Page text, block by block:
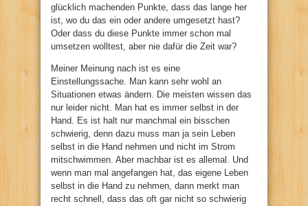
glücklich machenden Punkte, dass das lange her
ist, wo du das ein oder andere umgesetzt hast?
Oder dass du diese Punkte immer schon mal
umsetzen wolltest, aber nie dafür die Zeit war?
Meiner Meinung nach ist es eine
Einstellungssache. Man kann sehr wohl an
Situationen etwas ändern. Die meisten wissen das
nur leider nicht. Man hat es immer selbst in der
Hand. Es ist halt nur manchmal ein bisschen
schwierig, denn dazu muss man ja sein Leben
selbst in die Hand nehmen und nicht im Strom
mitschwimmen. Aber machbar ist es allemal. Und
wenn man mal angefangen hat, das eigene Leben
selbst in die Hand zu nehmen, dann merkt man
recht schnell, dass das oft gar nicht so schwierig